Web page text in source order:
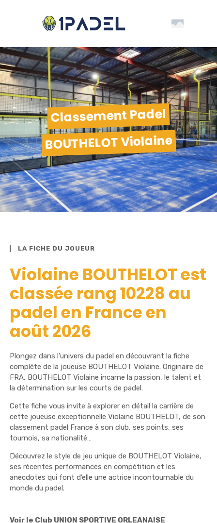
Classement Padel
BOUTHELOT Violaine
LA FICHE DU JOUEUR
Violaine BOUTHELOT est
classée rang 10228 au
padel en France en
août 2026
Plongez dans l’univers du padel en découvrant la fiche
complète de la joueuse BOUTHELOT Violaine. Originaire de
FRA, BOUTHELOT Violaine incarne la passion, le talent et
la détermination sur les courts de padel.
Cette fiche vous invite à explorer en détail la carrière de
cette joueuse exceptionnelle Violaine BOUTHELOT, de son
classement padel France à son club, ses points, ses
tournois, sa nationalité…
Découvrez le style de jeu unique de BOUTHELOT Violaine,
ses récentes performances en compétition et les
anecdotes qui font d’elle une actrice incontournable du
monde du padel.
Voir le Club UNION SPORTIVE ORLEANAISE